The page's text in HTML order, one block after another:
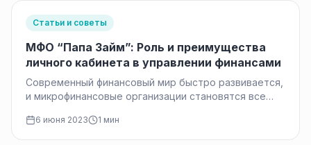
Статьи и советы
МФО “Папа Займ”: Роль и преимущества
личного кабинета в управлении финансами
Современный финансовый мир быстро развивается,
и микрофинансовые организации становятся все
удобные и доступные…
6 июня 2023 1 мин